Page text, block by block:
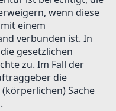
wenn diese
einem
verbunden ist. In
gesetzlichen
zu. Im Fall der
die
Sache